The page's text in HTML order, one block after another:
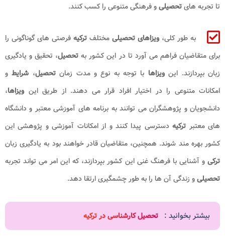
تا تجربه هایتحصیلیو فرهنگی متنوعی را کسب کنند.
به طور کلی، ویزاهای تحصیلی مختلف ترکیه فرصتی های گوناگونی را
برای متقاضیان فراهم می آورد تا در این کشور به تحصیل، تحقیق و یادگیری
زبان بپردازند. اینویزاها با توجه به نوع و مدت زمانتحصیل، شرایط و
امکانات متنوعی را در اختیار افراد قرار می دهند. از طریق این ویزاها،
دانشجویان و پژوهشگران می توانند به برنامه های آموزشی معتبر و دانشگاه
های معتبر ترکیهدسترسی پیدا کنند و از امکانات آموزشی و پژوهشی این
کشور بهره مند شوند. همچنین، متقاضیان قادر خواهند بود به یادگیری زبان
ترکیو آشنایی با فرهنگ غنی این کشور بپردازند، که این امر می تواند تجربه
تحصیلیو زندگی آن ها را به طور چشمگیری ارتقا دهد.
بیشتر بخوانید : تحصیل کارشناسی در ترکیه